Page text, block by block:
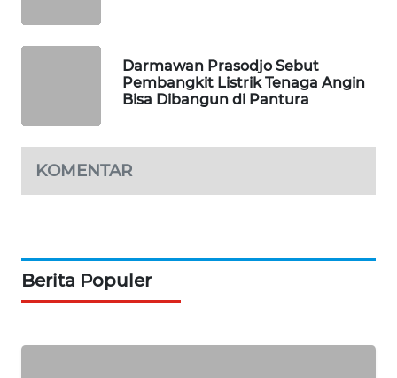
Darmawan Prasodjo Sebut
Pembangkit Listrik Tenaga Angin
Bisa Dibangun di Pantura
KOMENTAR
Berita Populer
FORJASIDA
TAMBANG
SITUNGIR
NEWS
NEWS